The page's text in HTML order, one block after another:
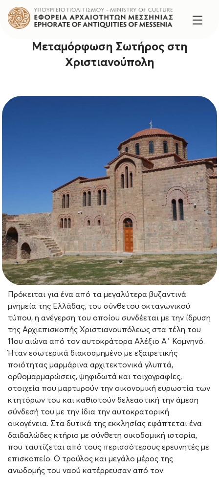
Μεταμόρφωση Σωτήρος στη
Χριστιανούπολη
Πρόκειται για ένα από τα μεγαλύτερα βυζαντινά
μνημεία της Ελλάδας, του σύνθετου οκταγωνικού
τύπου, η ανέγερση του οποίου συνδέεται με την ίδρυση
της Αρχιεπισκοπής Χριστιανουπόλεως στα τέλη του
11ου αιώνα από τον αυτοκράτορα Αλέξιο Α΄ Κομνηνό.
Ήταν εσωτερικά διακοσμημένο με εξαιρετικής
ποιότητας μαρμάρινα αρχιτεκτονικά γλυπτά,
ορθομαρμαρώσεις, ψηφιδωτά και τοιχογραφίες,
στοιχεία που μαρτυρούν την οικονομική ευρωστία των
κτητόρων του και καθιστούν δελεαστική την άμεση
σύνδεσή του με την ίδια την αυτοκρατορική
οικογένεια. Στα δυτικά της εκκλησίας εφάπτεται ένα
δαιδαλώδες κτήριο με σύνθετη οικοδομική ιστορία,
που ταυτίζεται από τους περισσότερους ερευνητές με
επισκοπείο. Ο τρούλος και μεγάλο μέρος της
ανωδομής του ναού κατέρρευσαν από τον